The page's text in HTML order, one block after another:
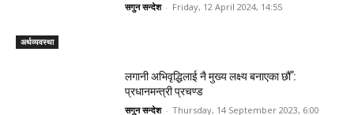
अर्थव्यवस्था
सगुन सन्देश - Friday, 12 April 2024, 14:55
लगानी अभिवृद्धिलाई नै मुख्य लक्ष्य बनाएका छौँ :
प्रधानमन्त्री प्रचण्ड
सगुन सन्देश - Thursday, 14 September 2023, 6:00